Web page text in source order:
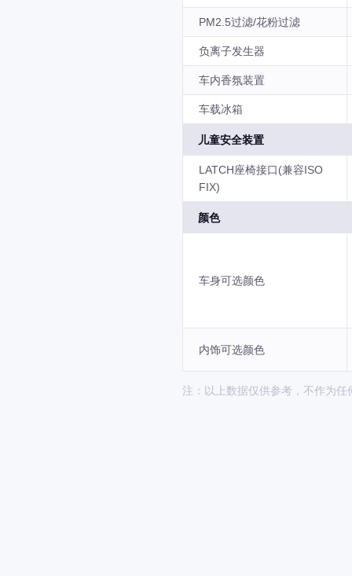
PM2.5过滤/花粉过滤
负离子发生器
车内香氛装置
车载冰箱
儿童安全装置
LATCH座椅接口(兼容ISO
FIX)
颜色
车身可选颜色
内饰可选颜色
注：以上数据仅供参考，不作为